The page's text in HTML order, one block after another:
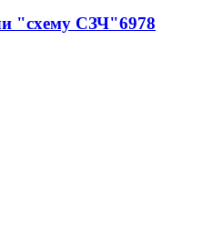
"схему СЗЧ"6978